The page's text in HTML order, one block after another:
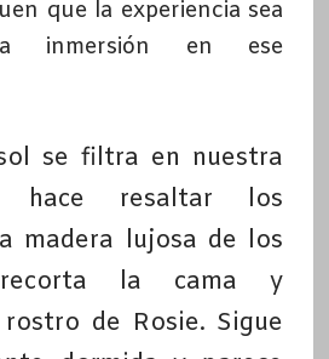
que la experiencia sea
inmersión en ese
se filtra en nuestra
hace resaltar los
madera lujosa de los
recorta la cama y
de Rosie. Sigue